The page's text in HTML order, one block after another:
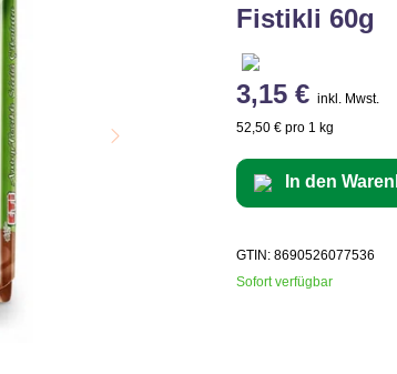
Fistikli 60g
3,15 € inkl. Mwst.
52,50 € pro 1 kg
In den
GTIN: 8690526077536
Sofort verfügbar